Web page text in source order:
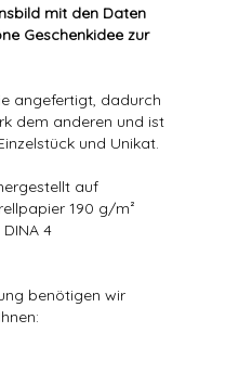
mit den Daten
Geschenkidee zur
angefertigt, dadurch
dem anderen und ist
und Unikat.
auf
190 g/m²
4
benötigen wir